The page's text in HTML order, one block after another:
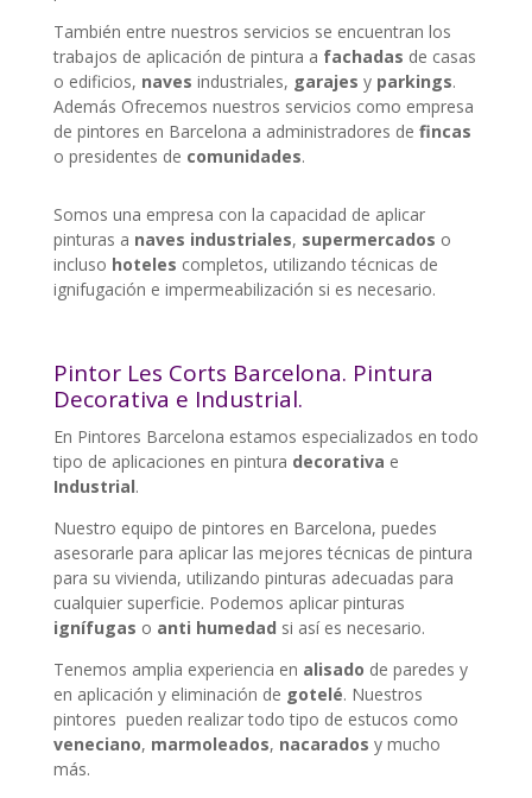
También entre nuestros servicios se encuentran los
trabajos de aplicación de pintura a fachadas de casas
o edificios, naves industriales, garajes y parkings.
Además Ofrecemos nuestros servicios como empresa
de pintores en Barcelona a administradores de fincas
o presidentes de comunidades.
Somos una empresa con la capacidad de aplicar
pinturas a naves industriales, supermercados o
incluso hoteles completos, utilizando técnicas de
ignifugación e impermeabilización si es necesario.
Pintor Les Corts Barcelona. Pintura
Decorativa e Industrial.
En Pintores Barcelona estamos especializados en todo
tipo de aplicaciones en pintura decorativa e
Industrial.
Nuestro equipo de pintores en Barcelona, puedes
asesorarle para aplicar las mejores técnicas de pintura
para su vivienda, utilizando pinturas adecuadas para
cualquier superficie. Podemos aplicar pinturas
ignífugas o anti humedad si así es necesario.
Tenemos amplia experiencia en alisado de paredes y
en aplicación y eliminación de gotelé. Nuestros
pintores pueden realizar todo tipo de estucos como
veneciano, marmoleados, nacarados y mucho
más.